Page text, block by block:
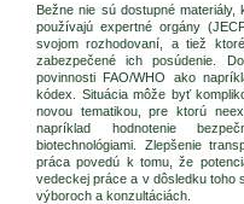
Bežne nie sú dostupné
používajú expertné orgány
svojom rozhodovaní, a tiež
zabezpečené ich posúdenie.
povinnosti FAO/WHO ako
kódex. Situácia môže byť
novou tematikou, pre ktorú
napríklad hodnotenie
biotechnológiami. Zlepšenie
práca povedú k tomu, že
vedeckej práce a v dôsledku toho
výboroch a konzultáciách.